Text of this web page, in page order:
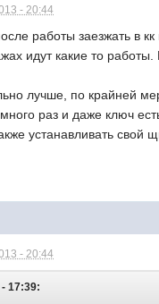
- 20:44
работы заезжать в кк
идут какие то
лучше, по крайней
раз и даже ключ
устанавливать свой
- 20:44
17:39: